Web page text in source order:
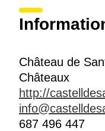
Château de
Châteaux
http://
687 496 447